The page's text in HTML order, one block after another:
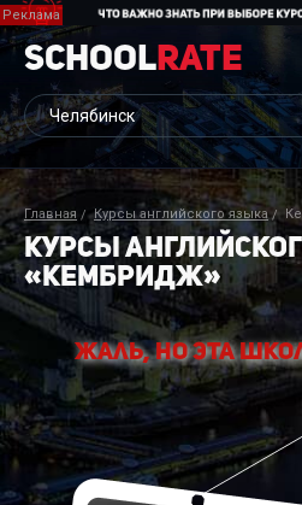
School Rate
Главная Курсы английского языка
КУРСЫ
«КЕМБРИДЖ»
Жаль, но эта